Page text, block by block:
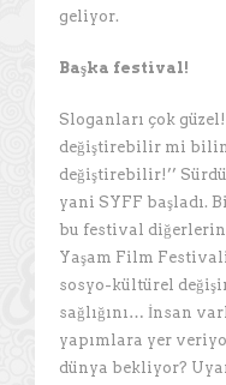
geliyor.
Başka festival!
Sloganları çok
değiştirebilir mi
değiştirebilir!’’
yani SYFF başladı.
bu festival
Yaşam Film
sosyo-kültürel
sağlığını… İnsan
yapımlara yer
dünya bekliyor?